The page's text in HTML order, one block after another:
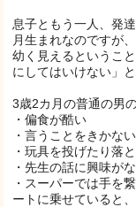
息子ともう一人、発
月生まれなのですが
幼く見えるというこ
にしてはいけない」
3歳2カ月の普通の男
・偏食が酷い
・言うことをきかな
・玩具を投げたり落
・先生の話に興味が
・スーパーでは手を
ートに乗せていると